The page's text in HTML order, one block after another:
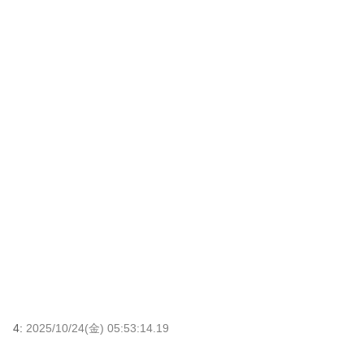
4: 2025/10/24(金) 05:53:14.19